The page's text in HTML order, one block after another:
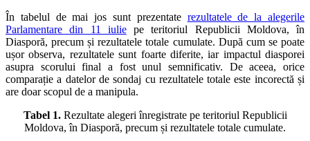
În tabelul de mai jos sunt prezentate rezultatele de la alegerile
Parlamentare din 11 iuliepe teritoriul Republicii Moldova, în
Diasporă, precum și rezultatele totale cumulate. După cum se poate
ușor observa, rezultatele sunt foarte diferite, iar impactul diasporei
asupra scorului final a fost unul semnificativ. De aceea, orice
comparație a datelor de sondaj cu rezultatele totale este incorectă și
are doar scopul de a manipula.
Tabel 1. Rezultate alegeri înregistrate pe teritoriul Republicii
Moldova, în Diasporă, precum și rezultatele totale cumulate.